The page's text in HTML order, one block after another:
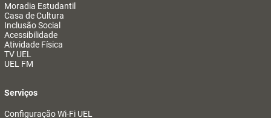
Moradia Estudantil
Casa de Cultura
Inclusão Social
Acessibilidade
Atividade Física
TV UEL
UEL FM
Serviços
Configuração Wi-Fi UEL